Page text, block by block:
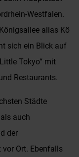
Westfalen.
alias Kö
sich ein Blick auf
Tokyo“ mit
Restaurants.
Städte
auch
der
vor Ort. Ebenfalls